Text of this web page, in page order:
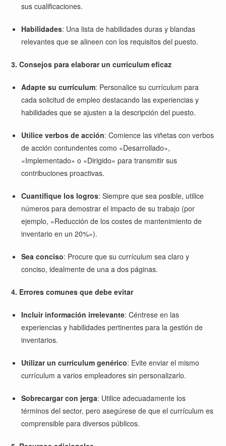
sus cualificaciones.
Habilidades: Una lista de habilidades duras y blandas
relevantes que se alineen con los requisitos del puesto.
3. Consejos para elaborar un currículum eficaz
Adapte su currículum: Personalice su currículum para
cada solicitud de empleo destacando las experiencias y
habilidades que se ajusten a la descripción del puesto.
Utilice verbos de acción:Comience las viñetas con verbos
de acción contundentes como «Desarrollado»,
«Implementado» o «Dirigido» para transmitir sus
contribuciones proactivas.
Cuantifique los logros:Siempre que sea posible, utilice
números para demostrar el impacto de su trabajo (por
ejemplo, «Reducción de los costes de mantenimiento de
inventario en un 20%»).
Sea conciso: Procure que su currículum sea claro y
conciso, idealmente de una a dos páginas.
4. Errores comunes que debe evitar
Incluir información irrelevante:Céntrese en las
experiencias y habilidades pertinentes para la gestión de
inventarios.
Utilizar un currículum genérico: Evite enviar el mismo
currículum a varios empleadores sin personalizarlo.
Sobrecargar con jerga: Utilice adecuadamente los
términos del sector, pero asegúrese de que el currículum es
comprensible para diversos públicos.